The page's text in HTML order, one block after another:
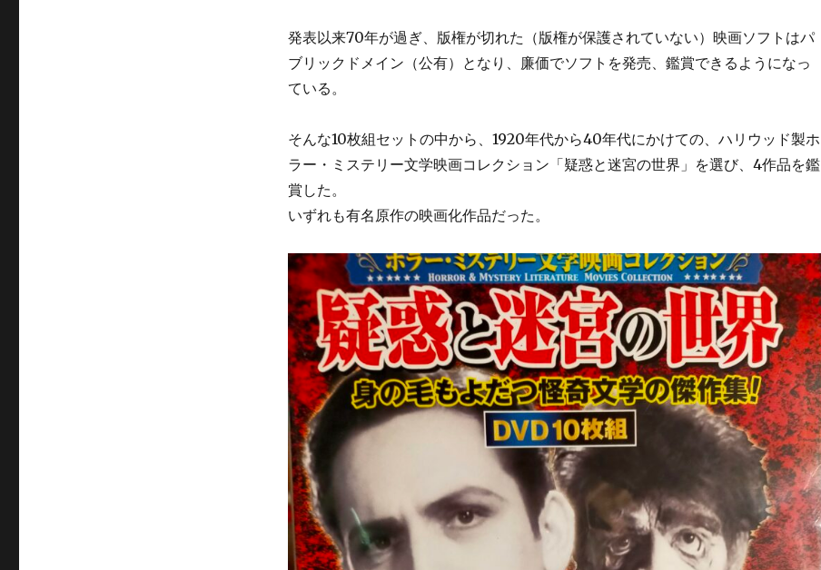
発表以来70年が過ぎ、版権が切れた（版権が保護されていない）映画ソフトはパ
ブリックドメイン（公有）となり、廉価でソフトを発売、鑑賞できるようになっ
ている。
そんな10枚組セットの中から、1920年代から40年代にかけての、ハリウッド製ホ
ラー・ミステリー文学映画コレクション「疑惑と迷宮の世界」を選び、4作品を鑑
賞した。
いずれも有名原作の映画化作品だった。